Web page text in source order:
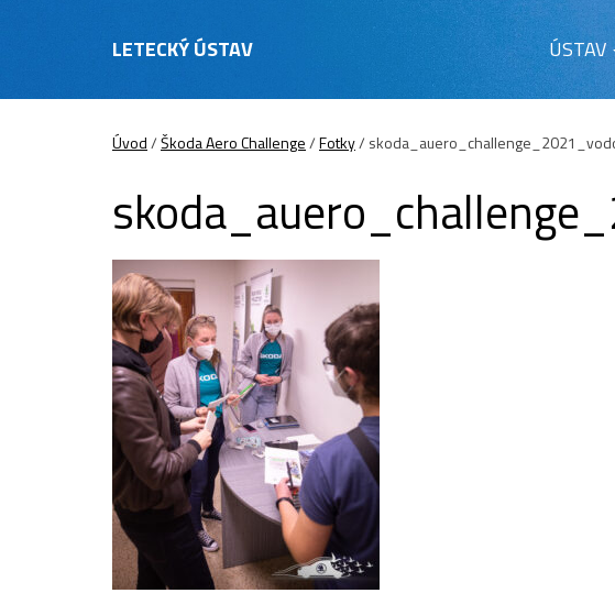
LETECKÝ ÚSTAV ÚSTAV
Úvod/Škoda Aero Challenge/Fotky/